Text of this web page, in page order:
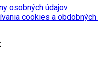
osobných údajov
cookies a